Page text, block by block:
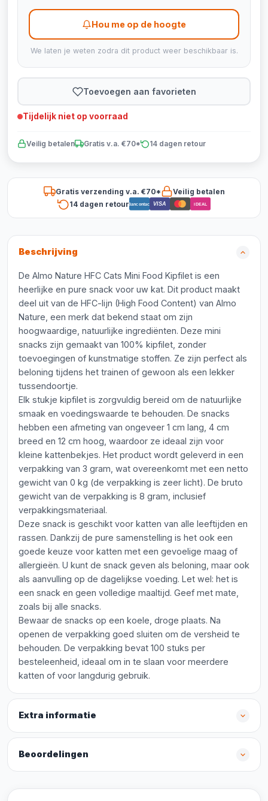
Hou me op de hoogte
We laten je weten zodra dit product weer beschikbaar is.
Toevoegen aan favorieten
Tijdelijk niet op voorraad
Veilig betalen Gratis v.a. €70* 14 dagen retour
Gratis verzending v.a. €70*
Veilig betalen
14 dagen retourBancontact VISA iDEAL
Beschrijving
De Almo Nature HFC Cats Mini Food Kipfilet is een
heerlijke en pure snack voor uw kat. Dit product maakt
deel uit van de HFC-lijn (High Food Content) van Almo
Nature, een merk dat bekend staat om zijn
hoogwaardige, natuurlijke ingrediënten. Deze mini
snacks zijn gemaakt van 100% kipfilet, zonder
toevoegingen of kunstmatige stoffen. Ze zijn perfect als
beloning tijdens het trainen of gewoon als een lekker
tussendoortje.
Elk stukje kipfilet is zorgvuldig bereid om de natuurlijke
smaak en voedingswaarde te behouden. De snacks
hebben een afmeting van ongeveer 1 cm lang, 4 cm
breed en 12 cm hoog, waardoor ze ideaal zijn voor
kleine kattenbekjes. Het product wordt geleverd in een
verpakking van 3 gram, wat overeenkomt met een netto
gewicht van 0 kg (de verpakking is zeer licht). De bruto
gewicht van de verpakking is 8 gram, inclusief
verpakkingsmateriaal.
Deze snack is geschikt voor katten van alle leeftijden en
rassen. Dankzij de pure samenstelling is het ook een
goede keuze voor katten met een gevoelige maag of
allergieën. U kunt de snack geven als beloning, maar ook
als aanvulling op de dagelijkse voeding. Let wel: het is
een snack en geen volledige maaltijd. Geef met mate,
zoals bij alle snacks.
Bewaar de snacks op een koele, droge plaats. Na
openen de verpakking goed sluiten om de versheid te
behouden. De verpakking bevat 100 stuks per
besteleenheid, ideaal om in te slaan voor meerdere
katten of voor langdurig gebruik.
Extra informatie
Beoordelingen